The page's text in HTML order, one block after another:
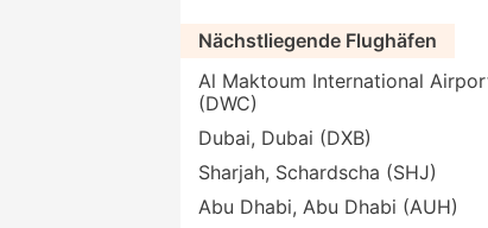
Nächstliegende Flughäfen
Al Maktoum International
(DWC)
Dubai, Dubai (DXB)
Sharjah, Schardscha (SHJ)
Abu Dhabi, Abu Dhabi (AUH)